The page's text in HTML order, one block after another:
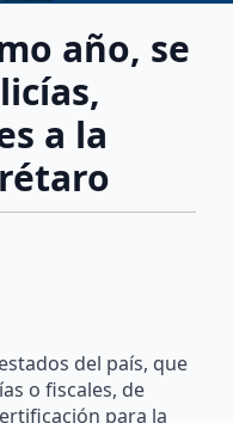
año, se
a la
del país, que
o fiscales, de
para la